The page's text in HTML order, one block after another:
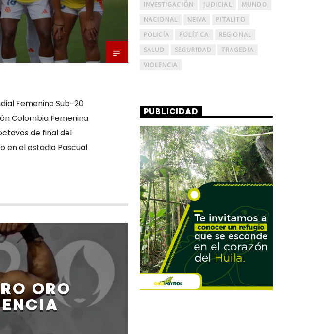
Femenino Sub-20
Colombia Femenina
de final del
en el estadio Pascual
ORO
INVESTIGACIÓN
JUDICIAL
MUNDO
NACIONAL
NEIVA
PITALITO
POLICÍA
POLÍTICA
REGIONAL
SALUD
SEGURIDAD
TRAGEDIA
VIOLENCIA
PUBLICIDAD